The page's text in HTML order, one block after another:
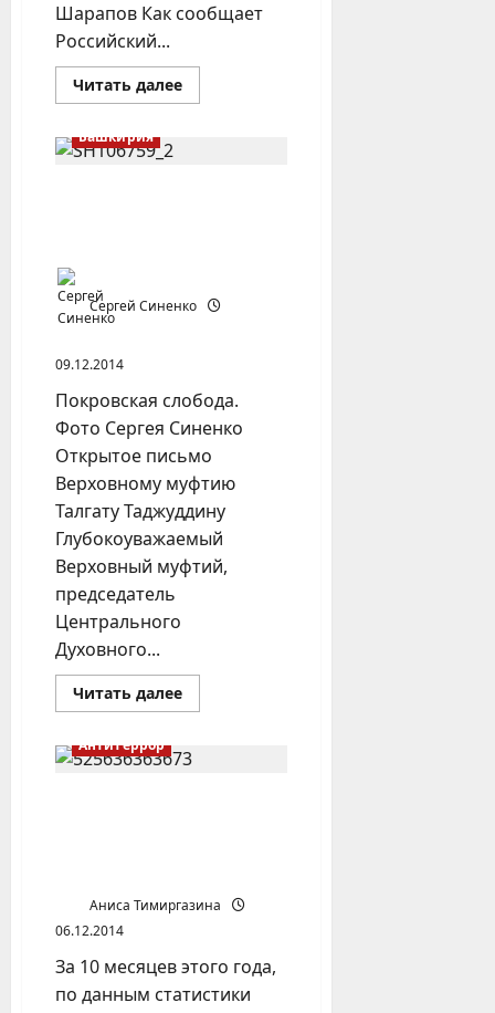
Шарапов Как сообщает
Российский...
Читать далееПрочитать
больше
Башкирия
Сергей Синенко
09.12.2014
Покровская слобода.
Фото Сергея Синенко
Открытое письмо
Верховному муфтию
Талгату Таджуддину
Глубокоуважаемый
Верховный муфтий,
председатель
Центрального
Духовного...
Читать далееПрочитать
больше
ПИСЬМО
ВЕРХОВНОМУ
Антитеррор
Аниса Тимиргазина
06.12.2014
За 10 месяцев этого года,
по данным статистики